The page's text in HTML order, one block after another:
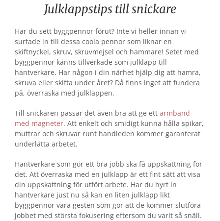
Julklappstips till snickare
Har du sett byggpennor förut? Inte vi heller innan vi
surfade in till dessa coola pennor som liknar en
skiftnyckel, skruv, skruvmejsel och hammare! Setet med
byggpennor känns tillverkade som julklapp till
hantverkare. Har någon i din närhet hjälp dig att hamra,
skruva eller skifta under året? Då finns inget att fundera
på, överraska med julklappen.
Till snickaren passar det även bra att ge ett armband
med magneter. Att enkelt och smidigt kunna hålla spikar,
muttrar och skruvar runt handleden kommer garanterat
underlätta arbetet.
Hantverkare som gör ett bra jobb ska få uppskattning för
det. Att överraska med en julklapp är ett fint sätt att visa
din uppskattning för utfört arbete. Har du hyrt in
hantverkare just nu så kan en liten julklapp likt
byggpennor vara gesten som gör att de kommer slutföra
jobbet med största fokusering eftersom du varit så snäll.